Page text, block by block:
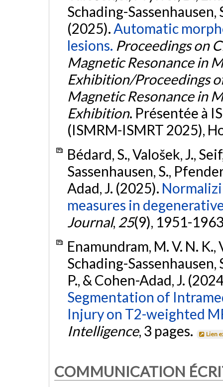
Schading-Sassenhausen,
(2025). Automatic
lesions. Proceedings on
Magnetic Resonance in
Exhibition/Proceedings
Magnetic Resonance in
Exhibition. Présentée à
(ISMRM-ISMRT 2025),
Bédard, S., Valošek, J.,
Sassenhausen, S.,
Adad, J. (2025).
measures in
Journal, 25(9), 1951-
Enamundram, M. V. N. K.,
Schading-Sassenhausen,
P., & Cohen-Adad, J.
Segmentation of
Injury on T2-weighted
Intelligence, 3 pages. Lien
COMMUNICATION